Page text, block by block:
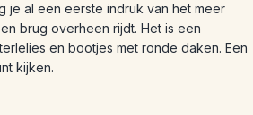
je al een eerste indruk van het meer
brug overheen rijdt. Het is een
en bootjes met ronde daken. Een
kijken.